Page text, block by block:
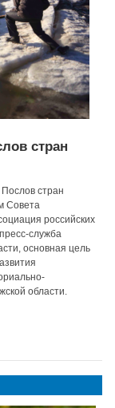
стран
стран
Совета
российских
служба
основная цель
области.